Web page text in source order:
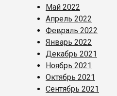
Май 2022
Апрель 2022
Февраль 2022
Январь 2022
Декабрь 2021
Ноябрь 2021
Октябрь 2021
Сентябрь 2021